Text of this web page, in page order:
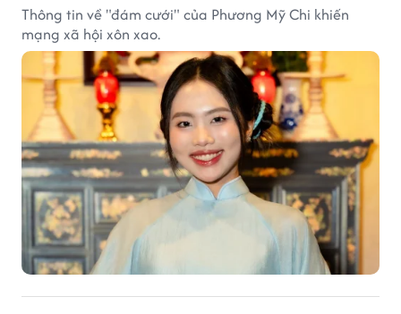
Thông tin về "đám cưới" của Phương Mỹ Chi khiến
mạng xã hội xôn xao.